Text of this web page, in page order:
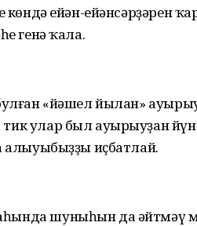
көндә ейән-ейәнсәрҙәрен
генә ҡала.
«йәшел йылан»
улар был ауырыуҙан
алыуыбыҙҙы иҫбатлай.
шуныһын да әйтмәү